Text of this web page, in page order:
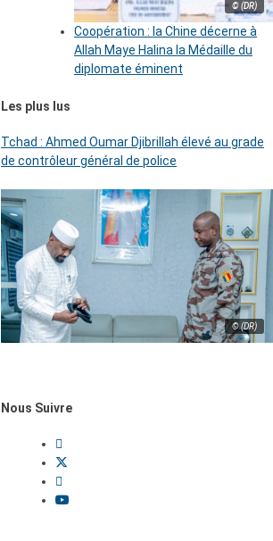
© (DR)
Coopération : la Chine décerne à
Allah Maye Halina la Médaille du
diplomate éminent
Les plus lus
Tchad : Ahmed Oumar Djibrillah élevé au grade
de contrôleur général de police
© (DR)
Nous Suivre